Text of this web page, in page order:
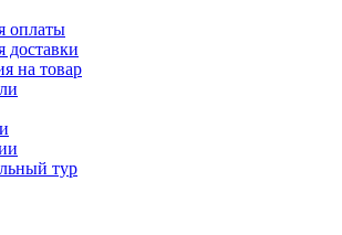
оплаты
доставки
на товар
тур